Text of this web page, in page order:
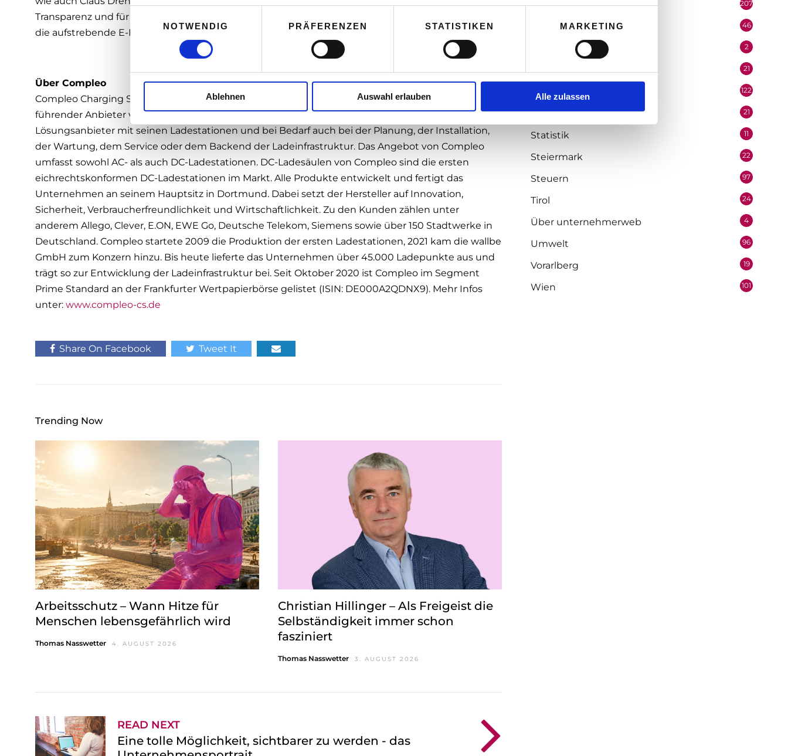
l
g
n
g
s
a
u
s
w
a
l
NOTWENDIG PRÄFERENZEN STATISTIKEN MARKETING
Ablehnen Auswahl erlauben Alle zulassen
Transparenz und für uns ein wichtiges Anliegen. Denn das schafft Vertrauen. Und Vertrauen ist für
die aufstrebende E-Mobilitätsbranche und die Mobilitätswende ein entscheidender Erfolgsfaktor.“
Über Compleo
Compleo Charging Solutions AG ist gemeinsam mit ihrer Tochtergesellschaft, der wallbe GmbH, ein
führender Anbieter von Ladelösungen für Elektrofahrzeuge. Das Unternehmen unterstützt als
Lösungsanbieter mit seinen Ladestationen und bei Bedarf auch bei der Planung, der Installation,
der Wartung, dem Service oder dem Backend der Ladeinfrastruktur. Das Angebot von Compleo
umfasst sowohl AC- als auch DC-Ladestationen. DC-Ladesäulen von Compleo sind die ersten
eichrechtskonformen DC-Ladestationen im Markt. Alle Produkte entwickelt und fertigt das
Unternehmen an seinem Hauptsitz in Dortmund. Dabei setzt der Hersteller auf Innovation,
Sicherheit, Verbraucherfreundlichkeit und Wirtschaftlichkeit. Zu den Kunden zählen unter
anderem Allego, Clever, E.ON, EWE Go, Deutsche Telekom, Siemens sowie über 150 Stadtwerke in
Deutschland. Compleo startete 2009 die Produktion der ersten Ladestationen, 2021 kam die wallbe
GmbH zum Konzern hinzu. Bis heute lieferte das Unternehmen über 45.000 Ladepunkte aus und
trägt so zur Entwicklung der Ladeinfrastruktur bei. Seit Oktober 2020 ist Compleo im Segment
Prime Standard an der Frankfurter Wertpapierbörse gelistet (ISIN: DE000A2QDNX9). Mehr Infos
unter: www.compleo-cs.de
Share On Facebook Tweet It
Trending Now
Arbeitsschutz – Wann Hitze für
Menschen lebensgefährlich wird
Thomas Nasswetter 4. AUGUST 2026
Christian Hillinger – Als Freigeist die
Selbständigkeit immer schon
fasziniert
Thomas Nasswetter 3. AUGUST 2026
READ NEXT
Eine tolle Möglichkeit, sichtbarer zu werden - das
Portrait 207
46
Redaktion 2
Salzburg 21
Selbstständigkeit 122
Soziologie 21
Statistik 11
Steiermark 22
Steuern 97
Tirol 24
Über unternehmerweb 4
Umwelt 96
Vorarlberg 19
Wien 101